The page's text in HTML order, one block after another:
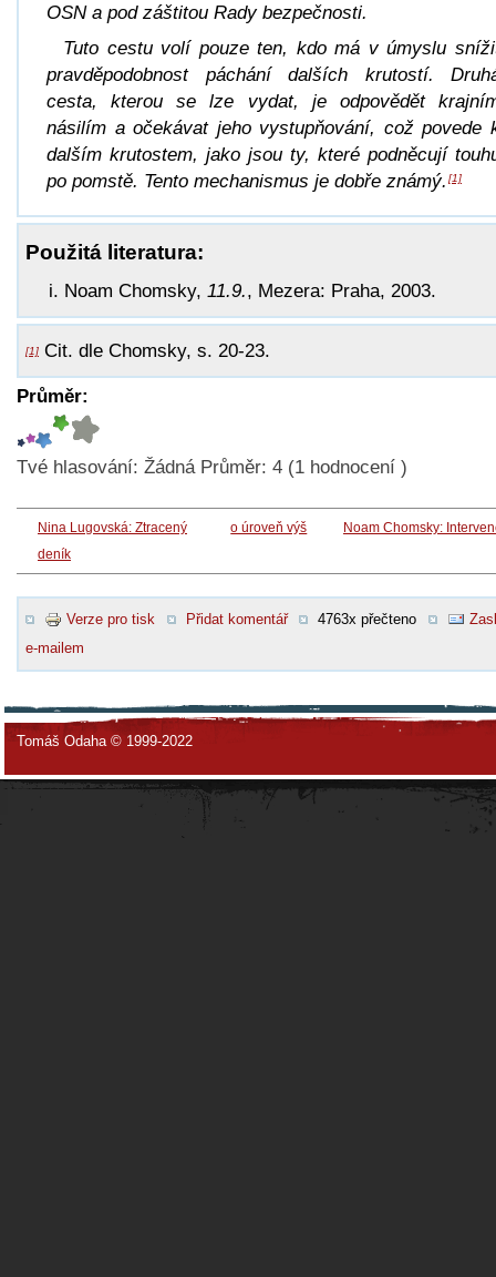
OSN a pod záštitou Rady bezpečnosti.
Tuto cestu volí pouze ten, kdo má v úmyslu
pravděpodobnost páchání dalších krutostí.
cesta, kterou se lze vydat, je odpovědět
násilím a očekávat jeho vystupňování, což povede
dalším krutostem, jako jsou ty, které podněcují
po pomstě. Tento mechanismus je dobře známý. [1]
Použitá literatura:
Noam Chomsky, 11.9., Mezera: Praha, 2003.
[1] Cit. dle Chomsky, s. 20-23.
Průměr:
Tvé hlasování: Žádná Průměr: 4 (1 hodnocení )
Nina Lugovská: Ztracený
deník
o úroveň výš Noam Chomsky:
Verze pro tisk Přidat komentář 4763x přečteno
e-mailem
Tomáš Odaha © 1999-2022